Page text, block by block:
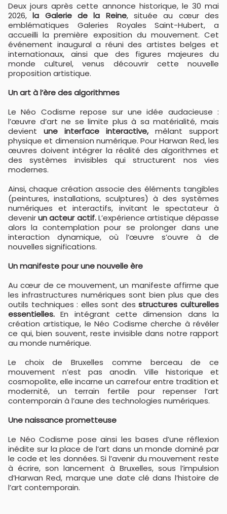
Deux jours après cette annonce historique, le 30 mai
2026, la Galerie de la Reine, située au cœur des
emblématiques Galeries Royales Saint-Hubert, a
accueilli la première exposition du mouvement. Cet
événement inaugural a réuni des artistes belges et
internationaux, ainsi que des figures majeures du
monde culturel, venus découvrir cette nouvelle
proposition artistique.
Un art à l’ère des algorithmes
Le Néo Codisme repose sur une idée audacieuse :
l’œuvre d’art ne se limite plus à sa matérialité, mais
devient une interface interactive, mêlant support
physique et dimension numérique. Pour Harwan Red, les
œuvres doivent intégrer la réalité des algorithmes et
des systèmes invisibles qui structurent nos vies
modernes.
Ainsi, chaque création associe des éléments tangibles
(peintures, installations, sculptures) à des systèmes
numériques et interactifs, invitant le spectateur à
devenirun acteur actif.L’expérience artistique dépasse
alors la contemplation pour se prolonger dans une
interaction dynamique, où l’œuvre s’ouvre à de
nouvelles significations.
Un manifeste pour une nouvelle ère
Au cœur de ce mouvement, un manifeste affirme que
les infrastructures numériques sont bien plus que des
outils techniques : elles sont desstructures culturelles
essentielles. En intégrant cette dimension dans la
création artistique, le Néo Codisme cherche à révéler
ce qui, bien souvent, reste invisible dans notre rapport
au monde numérique.
Le choix de Bruxelles comme berceau de ce
mouvement n’est pas anodin. Ville historique et
cosmopolite, elle incarne un carrefour entre tradition et
modernité, un terrain fertile pour repenser l’art
contemporain à l’aune des technologies numériques.
Une naissance prometteuse
Le Néo Codisme pose ainsi les bases d’une réflexion
inédite sur la place de l’art dans un monde dominé par
le code et les données. Si l’avenir du mouvement reste
à écrire, son lancement à Bruxelles, sous l’impulsion
d’Harwan Red, marque une date clé dans l’histoire de
l’art contemporain.